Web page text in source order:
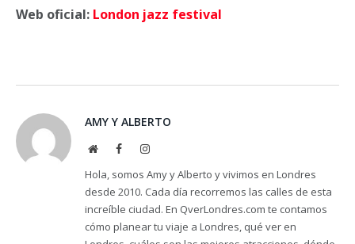
Web oficial: London jazz festival
AMY Y ALBERTO
WebsiteFacebookInstagram
Hola, somos Amy y Alberto y vivimos en Londres
desde 2010. Cada día recorremos las calles de esta
increíble ciudad. En QverLondres.com te contamos
cómo planear tu viaje a Londres, qué ver en